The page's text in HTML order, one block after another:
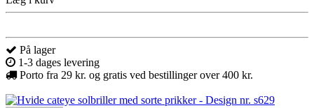
På lager
1-3 dages levering
Porto fra 29 kr. og gratis ved bestillinger over 400 kr.